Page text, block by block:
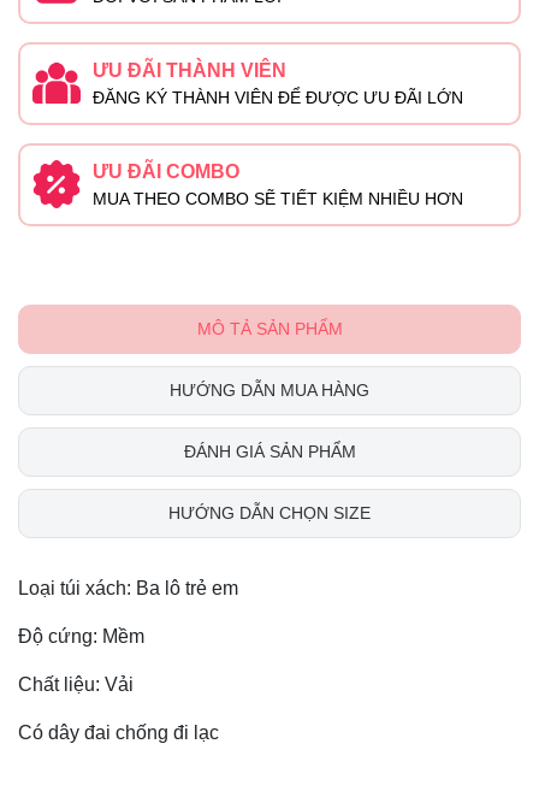
ƯU ĐÃI THÀNH VIÊN
ĐĂNG KÝ THÀNH VIÊN ĐỂ ĐƯỢC ƯU ĐÃI LỚN
ƯU ĐÃI COMBO
MUA THEO COMBO SẼ TIẾT KIỆM NHIỀU HƠN
MÔ TẢ SẢN PHẨM
HƯỚNG DẪN MUA HÀNG
ĐÁNH GIÁ SẢN PHẨM
HƯỚNG DẪN CHỌN SIZE
Loại túi xách: Ba lô trẻ em
Độ cứng: Mềm
Chất liệu: Vải
Có dây đai chống đi lạc